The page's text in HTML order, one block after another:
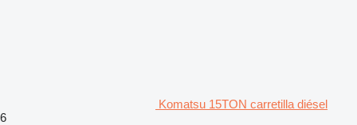
Komatsu 15TON carretilla diésel
6